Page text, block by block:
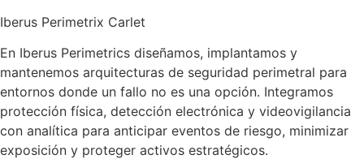
Iberus Perimetrix Carlet
En Iberus Perimetrics diseñamos, implantamos y
mantenemos arquitecturas de seguridad perimetral para
entornos donde un fallo no es una opción. Integramos
protección física, detección electrónica y videovigilancia
con analítica para anticipar eventos de riesgo, minimizar
exposición y proteger activos estratégicos.